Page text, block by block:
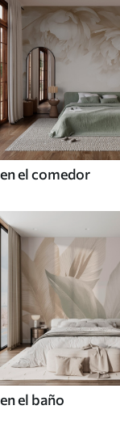
en el comedor
en el baño